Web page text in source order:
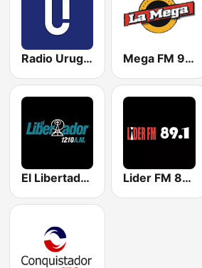
Radio Uruguay 1050 AM Mega FM 91.9
El Libertador 1210 AM Lider FM 89.1